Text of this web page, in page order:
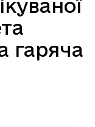
гаряча